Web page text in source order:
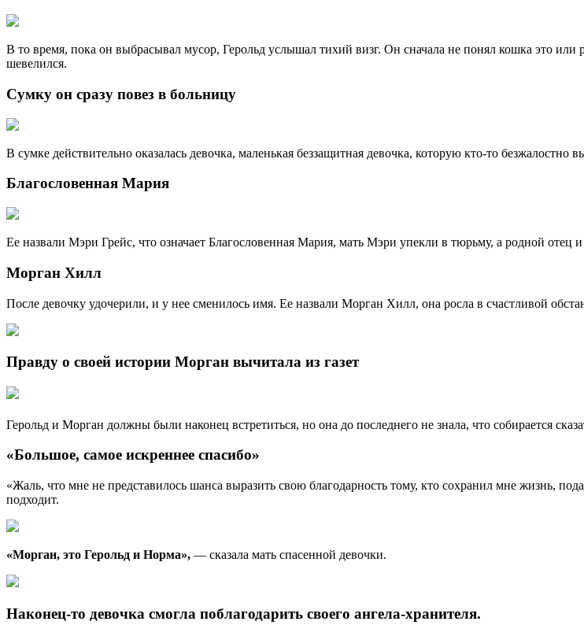
В то время, пока он выбрасывал мусор, Герольд услышал тихий визг. Он сначала не понял кошка это
шевелился.
Сумку он сразу повез в больницу
В сумке действительно оказалась девочка, маленькая беззащитная девочка, которую кто-то безжалостно
Благословенная Мария
Ее назвали Мэри Грейс, что означает Благословенная Мария, мать Мэри упекли в тюрьму, а родной отец
Морган Хилл
После девочку удочерили, и у нее сменилось имя. Ее назвали Морган Хилл, она росла в счастливой
Правду о своей истории Морган вычитала из газет
Герольд и Морган должны были наконец встретиться, но она до последнего не знала, что собирается
«Большое, самое искреннее спасибо»
«Жаль, что мне не представилось шанса выразить свою благодарность тому, кто сохранил мне жизнь,
подходит.
«Морган, это Герольд и Норма», — сказала мать спасенной девочки.
Наконец-то девочка смогла поблагодарить своего ангела-хранителя.